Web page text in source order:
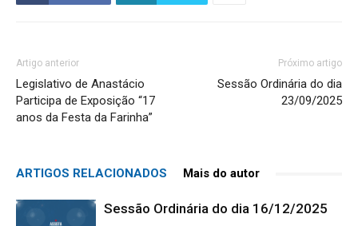
Artigo anterior
Legislativo de Anastácio
Participa de Exposição “17
anos da Festa da Farinha”
Próximo artigo
Sessão Ordinária do dia
23/09/2025
ARTIGOS RELACIONADOS Mais do autor
Sessão Ordinária do dia 16/12/2025